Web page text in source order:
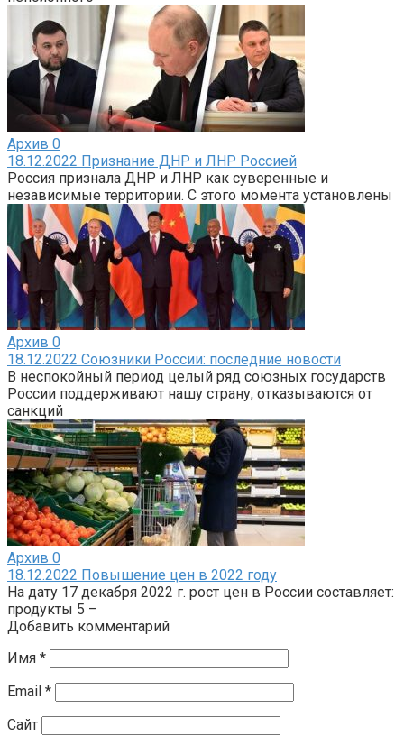
Архив 0
18.12.2022 Признание ДНР и ЛНР Россией
Россия признала ДНР и ЛНР как суверенные и
независимые территории. С этого момента установлены
Архив 0
18.12.2022 Союзники России: последние новости
В неспокойный период целый ряд союзных государств
России поддерживают нашу страну, отказываются от
санкций
Архив 0
18.12.2022 Повышение цен в 2022 году
На дату 17 декабря 2022 г. рост цен в России составляет:
продукты 5 –
Добавить комментарий
Имя *
Email *
Сайт